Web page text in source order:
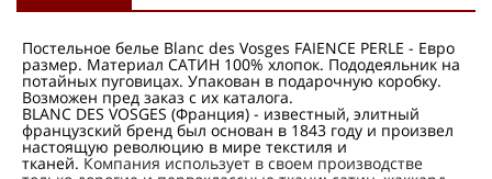
Постельное белье Blanc des Vosges FAIENCE PERLE - Евро
размер. Материал CАТИН 100% хлопок. Пододеяльник на
потайных пуговицах. Упакован в подарочную коробку.
Возможен пред заказ с их каталога.
BLANC DES VOSGES (Франция) - известный, элитный
французский бренд был основан в 1843 году и произвел
настоящую революцию в мире текстиля и
тканей. Компания использует в своем производстве